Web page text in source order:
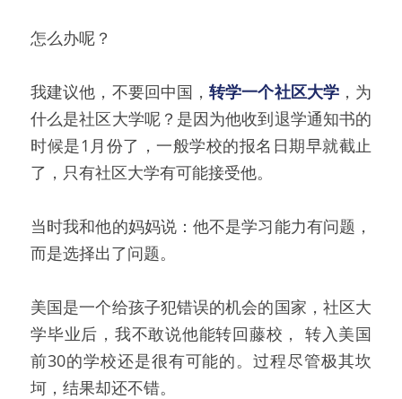
怎么办呢？
我建议他，不要回中国，转学一个社区大学，为
什么是社区大学呢？是因为他收到退学通知书的
时候是1月份了，一般学校的报名日期早就截止
了，只有社区大学有可能接受他。
当时我和他的妈妈说：他不是学习能力有问题，
而是选择出了问题。
美国是一个给孩子犯错误的机会的国家，社区大
学毕业后，我不敢说他能转回藤校， 转入美国
前30的学校还是很有可能的。过程尽管极其坎
坷，结果却还不错。